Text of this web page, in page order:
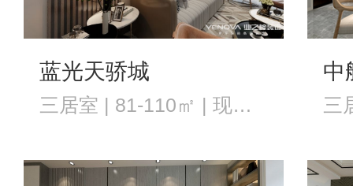
蓝光天骄城
三居室 | 81-110㎡ | 现代风格
中